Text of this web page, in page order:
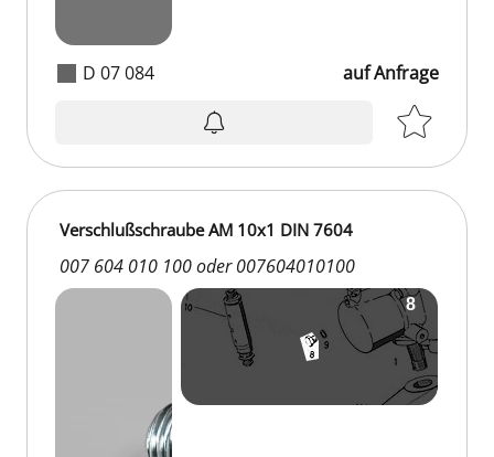
D 07 084 auf Anfrage
Verschlußschraube AM 10x1 DIN 7604
007 604 010 100 oder 007604010100